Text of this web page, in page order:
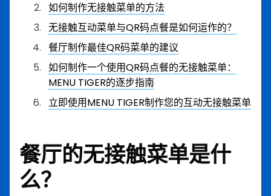
如何制作无接触菜单的方法
无接触互动菜单与QR码点餐是如何运作的？
餐厅制作最佳QR码菜单的建议
如何制作一个使用QR码点餐的无接触菜单：
MENU TIGER的逐步指南
立即使用MENU TIGER制作您的互动无接触菜单
餐厅的无接触菜单是什
么？